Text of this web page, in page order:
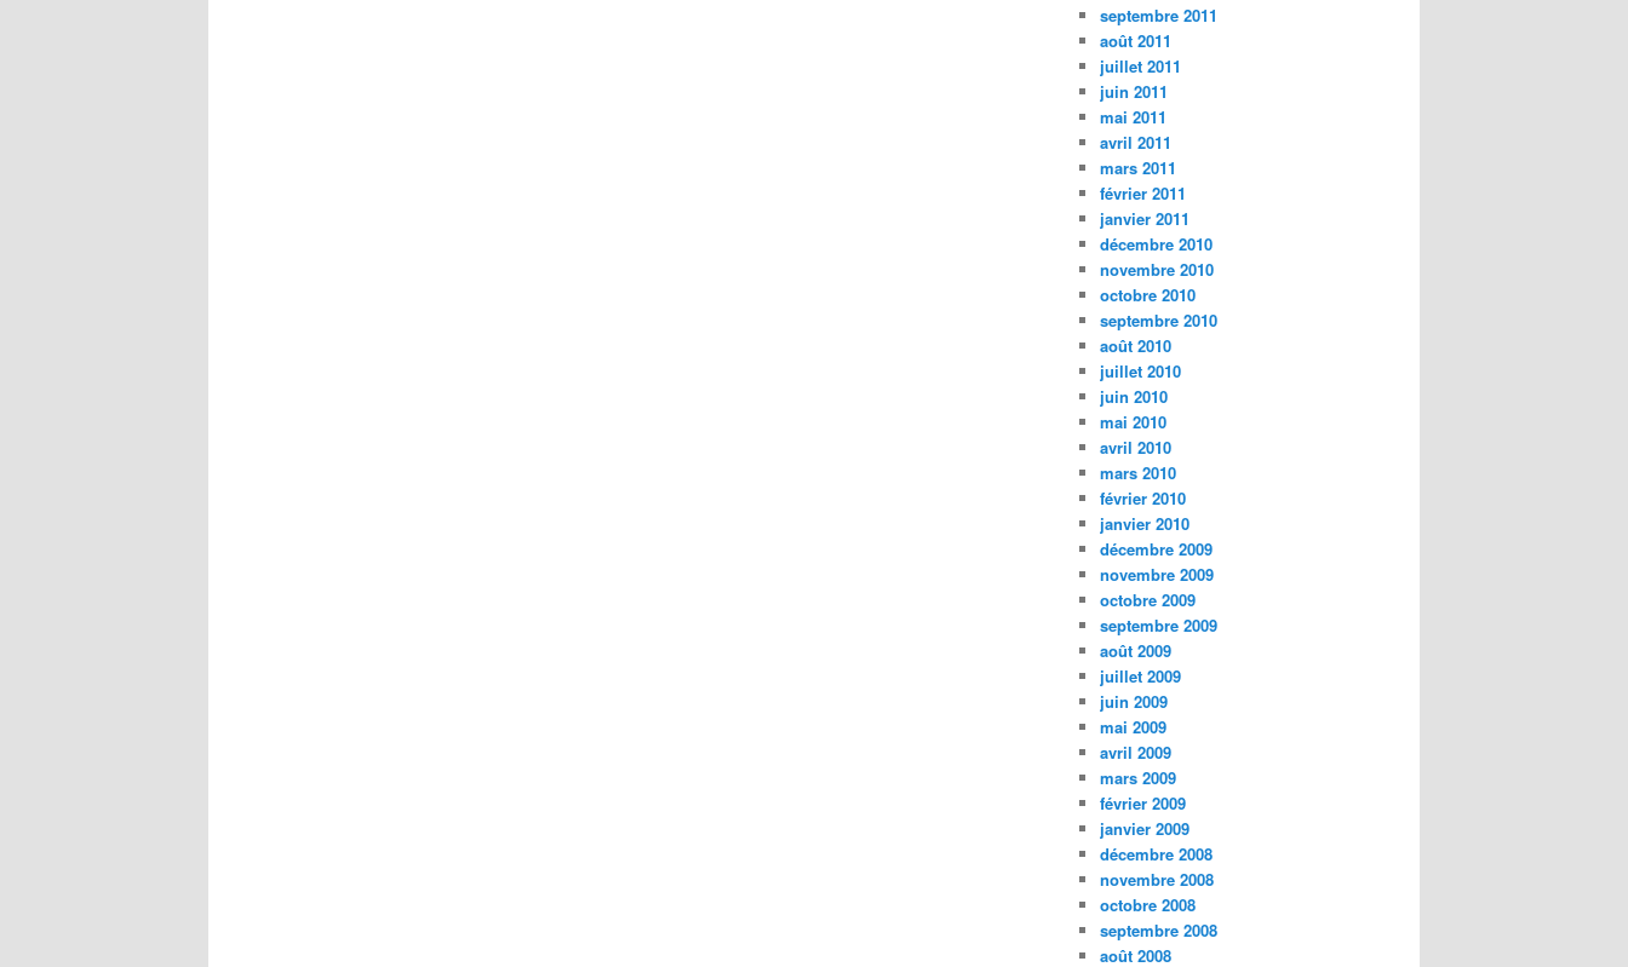
septembre 2011
août 2011
juillet 2011
juin 2011
mai 2011
avril 2011
mars 2011
février 2011
janvier 2011
décembre 2010
novembre 2010
octobre 2010
septembre 2010
août 2010
juillet 2010
juin 2010
mai 2010
avril 2010
mars 2010
février 2010
janvier 2010
décembre 2009
novembre 2009
octobre 2009
septembre 2009
août 2009
juillet 2009
juin 2009
mai 2009
avril 2009
mars 2009
février 2009
janvier 2009
décembre 2008
novembre 2008
octobre 2008
septembre 2008
août 2008